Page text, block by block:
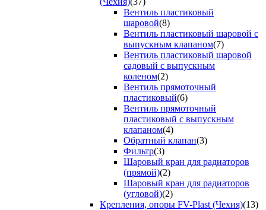
Вентиль пластиковый
шаровой(8)
Вентиль пластиковый шаровой с
выпускным клапаном(7)
Вентиль пластиковый шаровой
садовый с выпускным
коленом(2)
Вентиль прямоточный
пластиковый(6)
Вентиль прямоточный
пластиковый с выпускным
клапаном(4)
Обратный клапан(3)
Фильтр(3)
Шаровый кран для радиаторов
(прямой)(2)
Шаровый кран для радиаторов
(угловой)(2)
Крепления, опоры FV-Plast (Чехия)(13)